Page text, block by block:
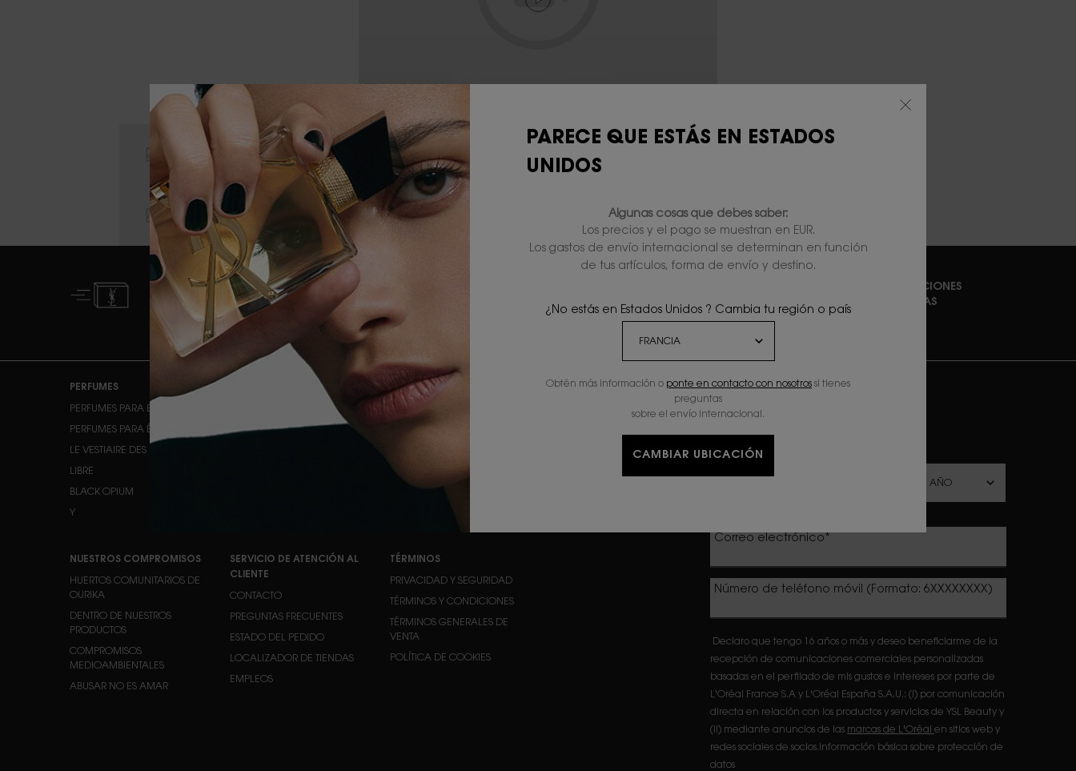
ENTREGA ESTÁNDAR
GRATUITA A PARTIR
DE 50 €
GRATUITAS
DEVOLUCIONES
GRATUITAS
PERFUMES
PERFUMES PARA ELLA
PERFUMES PARA ÉL
LE VESTIAIRE DES PARFUMS
LIBRE
BLACK OPIUM
Y
OJOS
TRATAMIENTO
LIMPIADORES Y
CONTORNO DE OJOS
DESTACADOS
NUESTROS COMPROMISOS
HUERTOS COMUNITARIOS DE
OURIKA
DENTRO DE NUESTROS
PRODUCTOS
COMPROMISOS
MEDIOAMBIENTALES
ABUSAR NO ES AMAR
SERVICIO DE ATENCIÓN AL
CLIENTE
CONTACTO
PREGUNTAS FRECUENTES
ESTADO DEL PEDIDO
LOCALIZADOR DE TIENDAS
EMPLEOS
TÉRMINOS
PRIVACIDAD Y SEGURIDAD
TÉRMINOS Y CONDICIONES
TÉRMINOS GENERALES DE
VENTA
POLÍTICA DE COOKIES
REGISTRAR E-MAIL
newslettersignup.title.legend
Sr.
Correo electrónico *
Número de teléfono móvil (Formato: 6XXXXXXXX)
Declaro que tengo 16 años o más y deseo beneficiarme de la
recepción de comunicaciones comerciales personalizadas
basadas en el perfilado de mis gustos e intereses por parte de
L'Oréal France S.A y L'Oréal España S.A.U.: (i) por comunicación
directa en relación con los productos y servicios de YSL Beauty y
(ii) mediante anuncios de las marcas de L'Oréal en sitios web y
redes sociales de socios.Información básica sobre protección de
datos
PARECE QUE ESTÁS EN ESTADOS
UNIDOS
Algunas cosas que debes saber:
Los precios y el pago se muestran en EUR.
Los gastos de envío internacional se determinan en función
de tus artículos, forma de envío y destino.
¿No estás en Estados Unidos ? Cambia tu región o país
Obtén más información o ponte en contacto con nosotros si tienes
preguntas
sobre el envío internacional.
CAMBIAR UBICACIÓN